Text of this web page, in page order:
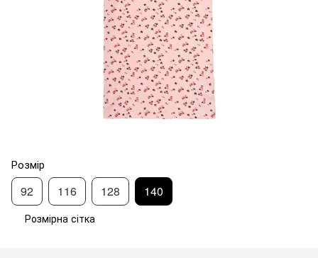
Розмір
92 116 128 140
Розмірна сітка